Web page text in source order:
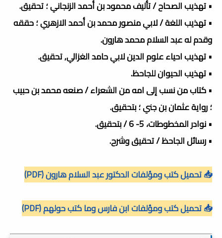
• تهذيب الصحاح / تأليف محمود بن أحمد الزنجاني ؛ تحقيق.
• تهذيب اللغة / لابي منصور محمد بن أحمد الازهري ؛ حققه
وقدم له عبد السلام محمد هارون.
• تهذيب احياء علوم الدين لابي حامد الغزالي, تحقيق.
• تهذيب الحيوان للجاحظ.
• كتاب من نسب إلى امه من الشعراء / صنعه محمد بن حبيب
؛ رواية عثمان بن جني ؛ بتحقيق.
• نوادر المخطوطات، 5- 6 / بتحقيق.
• رسائل الجاحظ / تحقيق وشرح.
📥 تحميل كتب ومؤلفات الدكتور عبد السلام هارون (PDF)
📥 تحميل كتب ومؤلفات ابن فارس وما كتب حولهم (PDF)